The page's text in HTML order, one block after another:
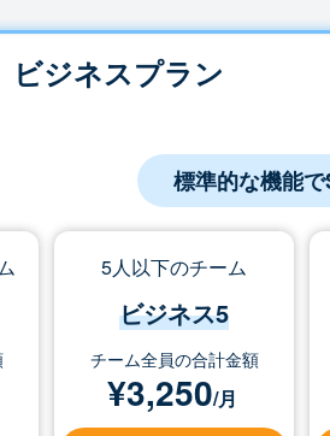
ビジネスプラン
標準的な機能
5人以下のチーム
ビジネス5
チーム全員の合計金額
¥3,250/月